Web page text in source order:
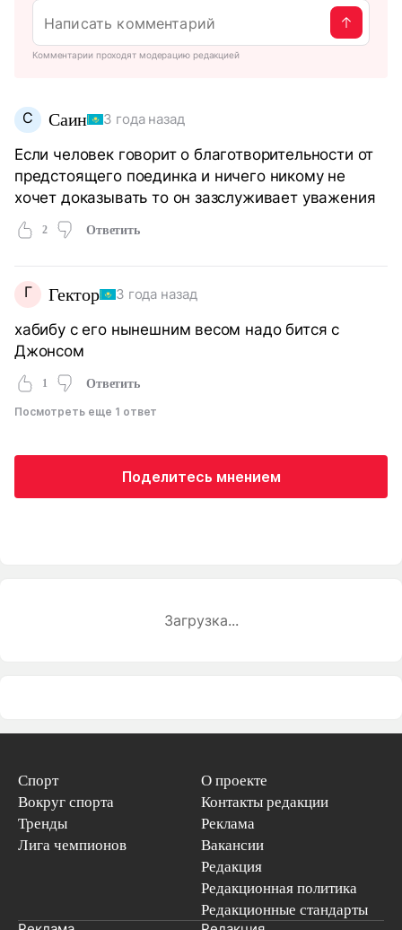
Комментарии проходят модерацию редакцией
С Саин 3 года назад
Если человек говорит о благотворительности от
предстоящего поединка и ничего никому не
хочет доказывать то он зазслуживает уважения
2 Ответить
Г Гектор 3 года назад
хабибу с его нынешним весом надо бится с
Джонсом
1 Ответить
Посмотреть еще 1 ответ
Поделитесь мнением
Загрузка...
Спорт
Вокруг спорта
Тренды
Лига чемпионов
О проекте
Контакты редакции
Реклама
Вакансии
Редакция
Редакционная политика
Редакционные стандарты